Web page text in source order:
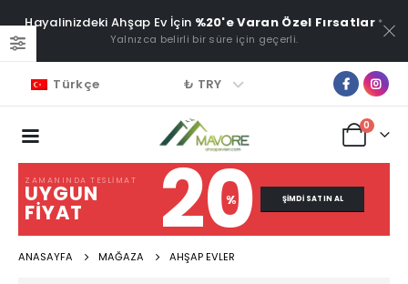
Hayalinizdeki Ahşap Ev İçin %20'e Varan Özel Fırsatlar *
Yalnızca belirli bir süre için geçerli.
Türkçe ₺ TRY
0
ZAMANINDA TESLIMAT
UYGUN
FIYAT 20
% ŞIMDI SATIN AL
ANASAYFA MAĞAZA AHŞAP EVLER